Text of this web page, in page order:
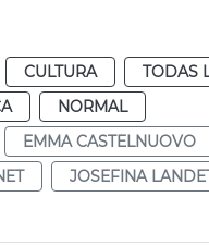
CULTURA
TODAS
NORMAL
EMMA CASTELNUOVO
JOSEFINA